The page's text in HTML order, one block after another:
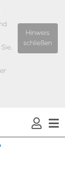
Hinweis
schließen